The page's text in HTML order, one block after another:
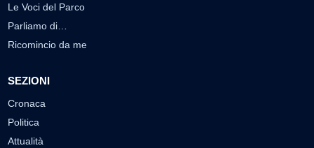
Le Voci del Parco
Parliamo di…
Ricomincio da me
SEZIONI
Cronaca
Politica
Attualità